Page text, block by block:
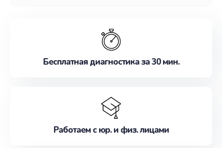
Бесплатная диагностика за 30 мин.
Работаем с юр. и физ. лицами